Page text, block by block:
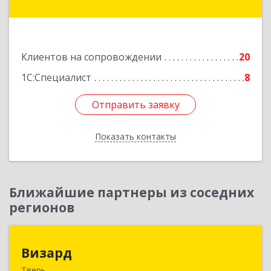
Клиентов на сопровождении
20
1С:Специалист
8
Отправить заявку
Показать контакты
Отправить заявку
Назад
Ближайшие партнеры из соседних
регионов
Визард